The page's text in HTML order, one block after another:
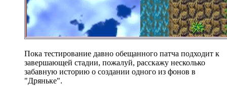
Пока тестирование давно обещанного патча подходит к
завершающей стадии, пожалуй, расскажу несколько
забавную историю о создании одного из фонов в
"Дряньке".